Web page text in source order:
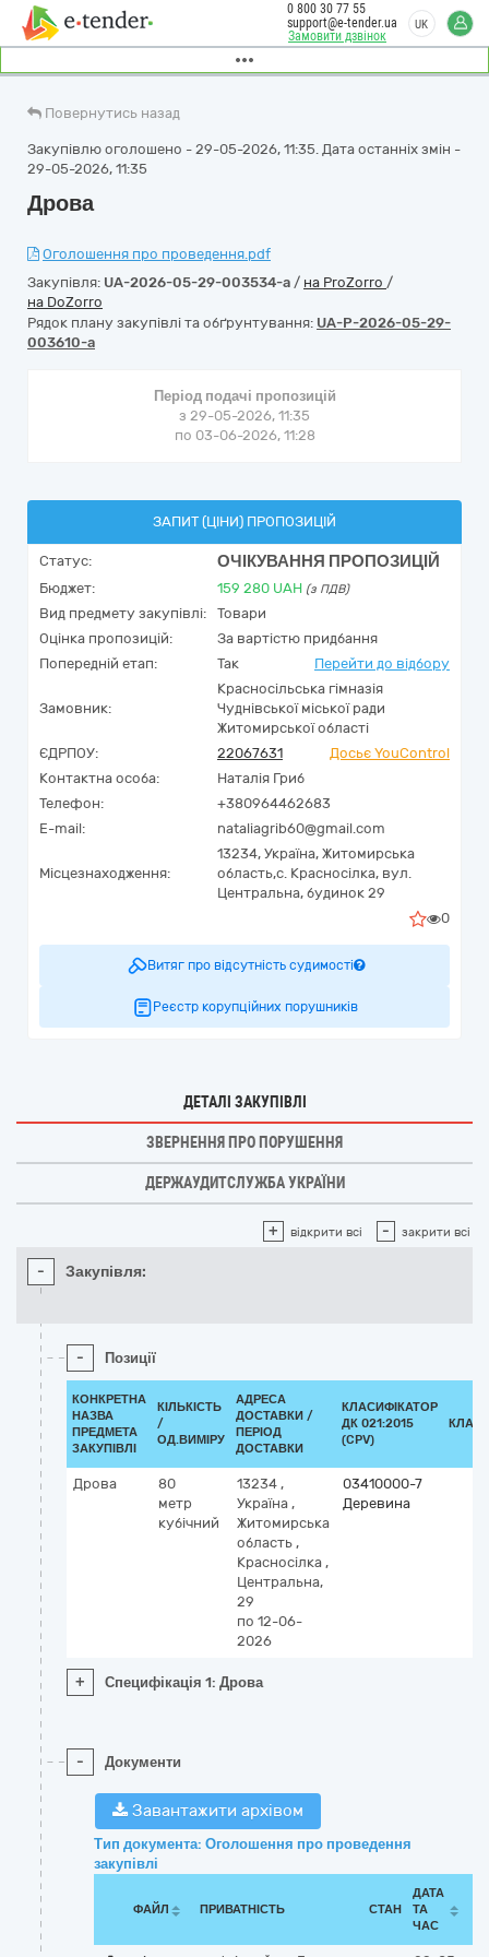
Замовити дзвінок
0 800 30 77 55
support@e-tender.ua
UK
Повернутись назад
Закупівлю оголошено - 29-05-2026, 11:35. Дата останніх змін -
29-05-2026, 11:35
Дрова
Оголошення про проведення.pdf
Закупівля: UA-2026-05-29-003534-a / на ProZorro /
на DoZorro
Рядок плану закупівлі та обґрунтування: UA-P-2026-05-29-
003610-a
Період подачі пропозицій
з 29-05-2026, 11:35
по 03-06-2026, 11:28
ЗАПИТ (ЦІНИ) ПРОПОЗИЦІЙ
Статус: ОЧІКУВАННЯ ПРОПОЗИЦІЙ
Бюджет: 159 280 UAH (з ПДВ)
Вид предмету закупівлі:
Товари
Оцінка пропозицій:
За вартістю придбання
Попередній етап:
Так Перейти до відбору
Замовник:
Красносільська гімназія
Чуднівської міської ради
Житомирської області
ЄДРПОУ:
22067631
Досьє YouControl
Контактна особа:
Наталія Гриб
Телефон:
+380964462683
E-mail:
nataliagrib60@gmail.com
Місцезнаходження:
13234, Україна, Житомирська
область,с. Красносілка, вул.
Центральна, будинок 29
0
Витяг про відсутність судимості
Реєстр корупційних порушників
ДЕТАЛІ ЗАКУПІВЛІ
ЗВЕРНЕННЯ ПРО ПОРУШЕННЯ
ДЕРЖАУДИТСЛУЖБА УКРАЇНИ
+ відкрити всі - закрити всі
- Закупівля:
- Позиції
КОНКРЕТНА
НАЗВА
ПРЕДМЕТА
ЗАКУПІВЛІ
КІЛЬКІСТЬ
/
ОД.ВИМІРУ
АДРЕСА
ДОСТАВКИ /
ПЕРІОД
ДОСТАВКИ
КЛАСИФІКАТОР
ДК 021:2015
(CPV)
Дрова
80
метр
кубічний
13234 ,
Україна ,
Житомирська
область ,
Красносілка ,
Центральна,
29
по 12-06-
2026
03410000-7
Деревина
+ Специфікація 1: Дрова
- Документи
Завантажити архівом
Тип документа: Оголошення про проведення
закупівлі
ФАЙЛ ПРИВАТНІСТЬ СТАН
ДАТА
ТА
ЧАС